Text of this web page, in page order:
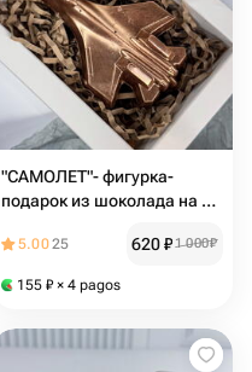
"САМОЛЕТ"- фигурка-
подарок из шоколада на 23
5.0025 620₽1 000₽
155 ₽ × 4 pagos